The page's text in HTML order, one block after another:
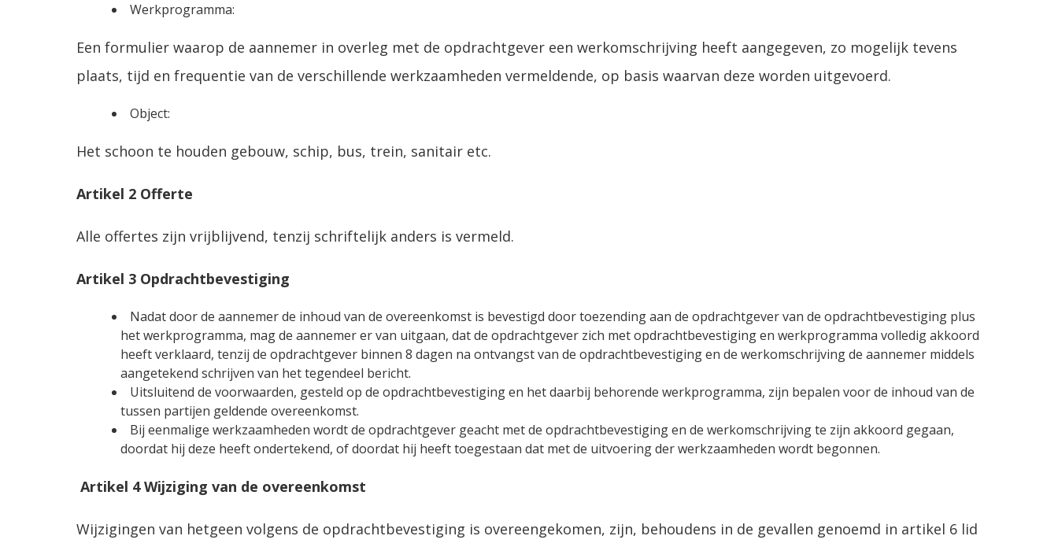
Werkprogramma:
Een formulier waarop de aannemer in overleg met de opdrachtgever een werkomschrijving heeft aangegeven, zo mogelijk tevens
plaats, tijd en frequentie van de verschillende werkzaamheden vermeldende, op basis waarvan deze worden uitgevoerd.
Object:
Het schoon te houden gebouw, schip, bus, trein, sanitair etc.
Artikel 2 Offerte
Alle offertes zijn vrijblijvend, tenzij schriftelijk anders is vermeld.
Artikel 3 Opdrachtbevestiging
Nadat door de aannemer de inhoud van de overeenkomst is bevestigd door toezending aan de opdrachtgever van de opdrachtbevestiging plus
het werkprogramma, mag de aannemer er van uitgaan, dat de opdrachtgever zich met opdrachtbevestiging en werkprogramma volledig akkoord
heeft verklaard, tenzij de opdrachtgever binnen 8 dagen na ontvangst van de opdrachtbevestiging en de werkomschrijving de aannemer middels
aangetekend schrijven van het tegendeel bericht.
Uitsluitend de voorwaarden, gesteld op de opdrachtbevestiging en het daarbij behorende werkprogramma, zijn bepalen voor de inhoud van de
tussen partijen geldende overeenkomst.
Bij eenmalige werkzaamheden wordt de opdrachtgever geacht met de opdrachtbevestiging en de werkomschrijving te zijn akkoord gegaan,
doordat hij deze heeft ondertekend, of doordat hij heeft toegestaan dat met de uitvoering der werkzaamheden wordt begonnen.
Artikel 4 Wijziging van de overeenkomst
Wijzigingen van hetgeen volgens de opdrachtbevestiging is overeengekomen, zijn, behoudens in de gevallen genoemd in artikel 6 lid